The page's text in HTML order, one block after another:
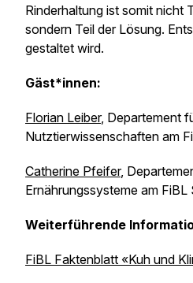
Rinderhaltung ist somit nicht
sondern Teil der Lösung.
gestaltet wird.
Gäst*innen:
Florian Leiber, Departement
Nutztierwissenschaften am
Catherine Pfeifer,
Ernährungssysteme am FiBL
Weiterführende
FiBL Faktenblatt «Kuh und